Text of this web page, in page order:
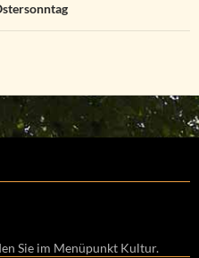
Sie im Menüpunkt Kultur.